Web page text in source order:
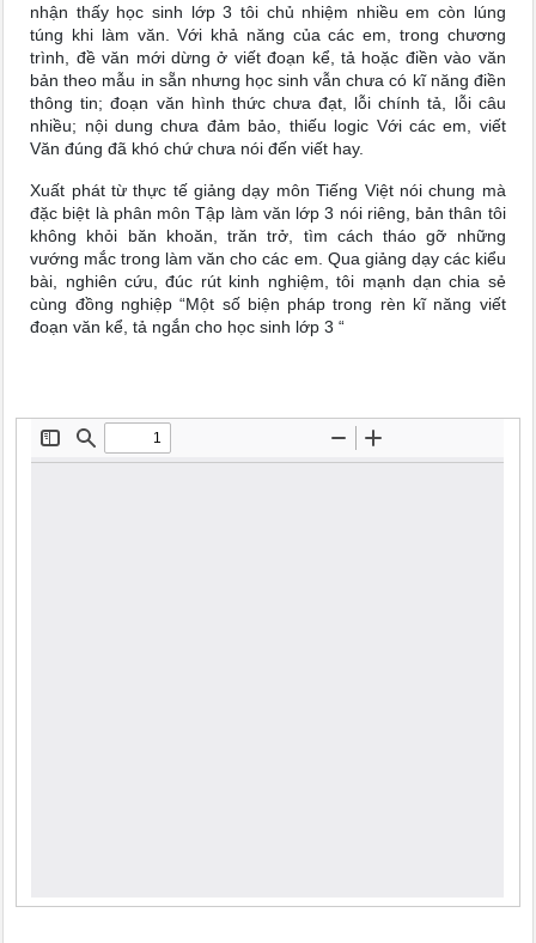
nhận thấy học sinh lớp 3 tôi chủ nhiệm nhiều em còn lúng
túng khi làm văn. Với khả năng của các em, trong chương
trình, đề văn mới dừng ở viết đoạn kể, tả hoặc điền vào văn
bản theo mẫu in sẵn nhưng học sinh vẫn chưa có kĩ năng điền
thông tin; đoạn văn hình thức chưa đạt, lỗi chính tả, lỗi câu
nhiều; nội dung chưa đảm bảo, thiếu logic Với các em, viết
Văn đúng đã khó chứ chưa nói đến viết hay.
Xuất phát từ thực tế giảng dạy môn Tiếng Việt nói chung mà
đặc biệt là phân môn Tập làm văn lớp 3 nói riêng, bản thân tôi
không khỏi băn khoăn, trăn trở, tìm cách tháo gỡ những
vướng mắc trong làm văn cho các em. Qua giảng dạy các kiểu
bài, nghiên cứu, đúc rút kinh nghiệm, tôi mạnh dạn chia sẻ
cùng đồng nghiệp “Một số biện pháp trong rèn kĩ năng viết
đoạn văn kể, tả ngắn cho học sinh lớp 3 “